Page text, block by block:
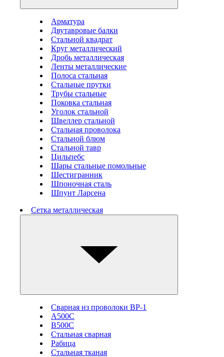
Арматура
Двутавровые балки
Стальной квадрат
Круг металлический
Дробь металлическая
Ленты металлические
Полоса стальная
Стальные прутки
Трубы стальные
Поковка стальная
Уголок стальной
Швеллер стальной
Стальная проволока
Стальной блюм
Стальной тавр
Цильпебс
Шары стальные помольные
Шестигранник
Шпоночная сталь
Шпунт Ларсена
Сетка металлическая
Сварная из проволоки ВР-1
А500С
В500С
Стальная сварная
Рабица
Стальная тканая